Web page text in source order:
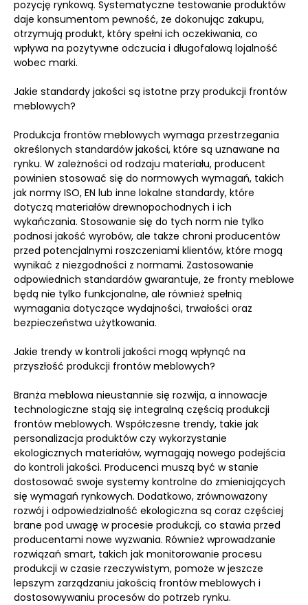
pozycję rynkową. Systematyczne testowanie produktów
daje konsumentom pewność, że dokonując zakupu,
otrzymują produkt, który spełni ich oczekiwania, co
wpływa na pozytywne odczucia i długofalową lojalność
wobec marki.
Jakie standardy jakości są istotne przy produkcji frontów
meblowych?
Produkcja frontów meblowych wymaga przestrzegania
określonych standardów jakości, które są uznawane na
rynku. W zależności od rodzaju materiału, producent
powinien stosować się do normowych wymagań, takich
jak normy ISO, EN lub inne lokalne standardy, które
dotyczą materiałów drewnopochodnych i ich
wykańczania. Stosowanie się do tych norm nie tylko
podnosi jakość wyrobów, ale także chroni producentów
przed potencjalnymi roszczeniami klientów, które mogą
wynikać z niezgodności z normami. Zastosowanie
odpowiednich standardów gwarantuje, że fronty meblowe
będą nie tylko funkcjonalne, ale również spełnią
wymagania dotyczące wydajności, trwałości oraz
bezpieczeństwa użytkowania.
Jakie trendy w kontroli jakości mogą wpłynąć na
przyszłość produkcji frontów meblowych?
Branża meblowa nieustannie się rozwija, a innowacje
technologiczne stają się integralną częścią produkcji
frontów meblowych. Współczesne trendy, takie jak
personalizacja produktów czy wykorzystanie
ekologicznych materiałów, wymagają nowego podejścia
do kontroli jakości. Producenci muszą być w stanie
dostosować swoje systemy kontrolne do zmieniających
się wymagań rynkowych. Dodatkowo, zrównoważony
rozwój i odpowiedzialność ekologiczna są coraz częściej
brane pod uwagę w procesie produkcji, co stawia przed
producentami nowe wyzwania. Również wprowadzanie
rozwiązań smart, takich jak monitorowanie procesu
produkcji w czasie rzeczywistym, pomoże w jeszcze
lepszym zarządzaniu jakością frontów meblowych i
dostosowywaniu procesów do potrzeb rynku.